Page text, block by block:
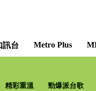
訊台 Metro Plus
精彩重溫 勁爆派台歌